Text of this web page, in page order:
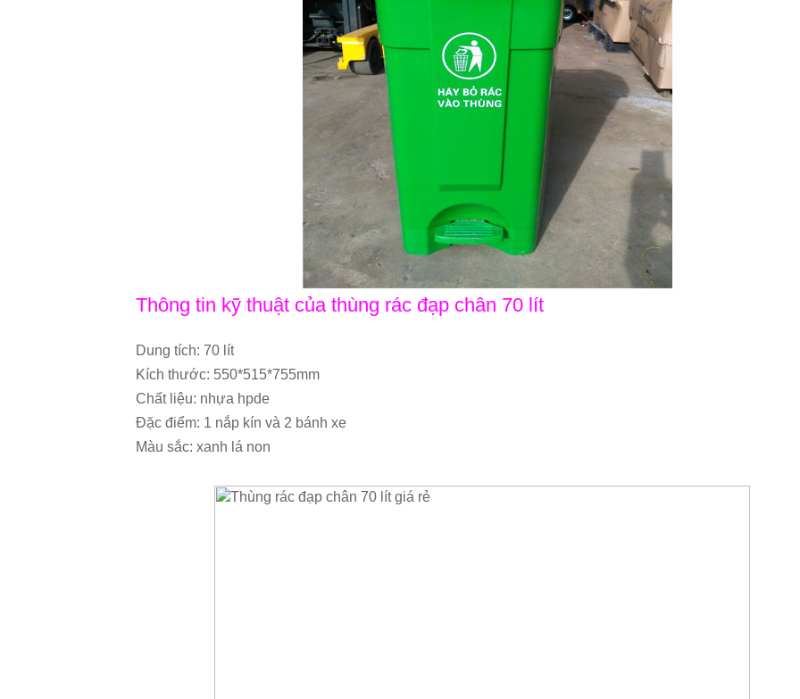
Thông tin kỹ thuật của thùng rác đạp chân 70 lít
Dung tích: 70 lít
Kích thước: 550*515*755mm
Chất liệu: nhựa hpde
Đặc điểm: 1 nắp kín và 2 bánh xe
Màu sắc: xanh lá non